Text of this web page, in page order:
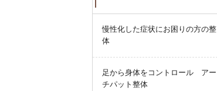
query_builder2026年7月14日
7月15日(水曜日)は都合によりお休
ご迷惑をおかけししますが、よろ
しくお願い致します。
慢性化した症状にお困りの方の整
体
足から身体をコントロール アー
チパット整体